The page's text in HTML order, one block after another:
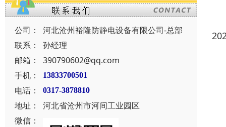
公司：
河北沧州裕隆防静电设备有限公司-总部
联系：
孙经理
邮箱：
390790602@qq.com
手机：
13833700501
电话： 0317-3878810
地址：
河北省沧州市河间工业园区
微信：